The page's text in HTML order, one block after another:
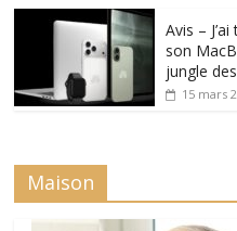
Avis –
son
jungle
15 mars
Maison